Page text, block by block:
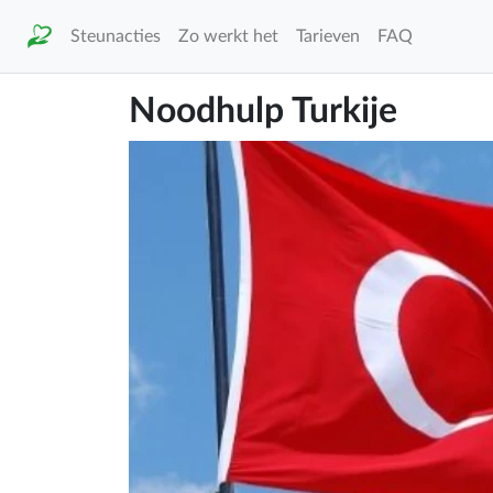
Steunacties Zo werkt het Tarieven FAQ
Noodhulp Turkije